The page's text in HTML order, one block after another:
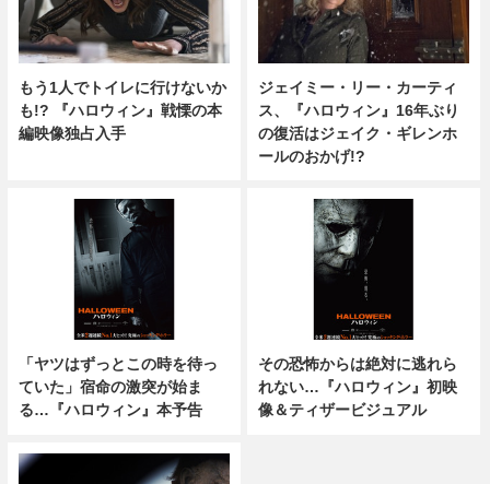
もう1人でトイレに行けないか
も!? 『ハロウィン』戦慄の本
編映像独占入手
ジェイミー・リー・カーティ
ス、『ハロウィン』16年ぶり
の復活はジェイク・ギレンホ
ールのおかげ!?
「ヤツはずっとこの時を待っ
ていた」宿命の激突が始ま
る…『ハロウィン』本予告
その恐怖からは絶対に逃れら
れない…『ハロウィン』初映
像＆ティザービジュアル